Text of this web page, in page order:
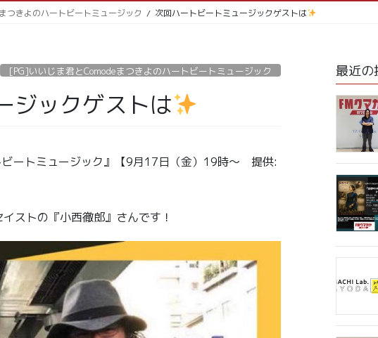
つきよのハートビートミュージック 次回ハートビートミュージックゲストは
[PG]いいじま君とComodeまつきよのハートビートミュージック
ジックゲストは
ートミュージック』【9月17日（金）19時〜 提供:
ストの『小西徹郎』さんです！
最近の